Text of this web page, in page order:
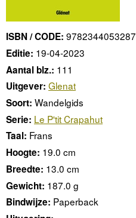
ISBN / CODE: 9782344053287
Editie: 19-04-2023
Aantal blz.: 111
Uitgever: Glenat
Soort: Wandelgids
Serie: Le P'tit Crapahut
Taal: Frans
Hoogte: 19.0 cm
Breedte: 13.0 cm
Gewicht: 187.0 g
Bindwijze: Paperback